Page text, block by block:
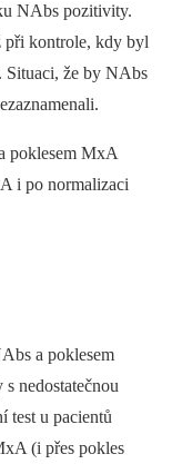
NAbs pozitivity.
při kontrole, kdy byl
Situaci, že by NAbs
poklesem MxA
i po normalizaci
a poklesem
nedostatečnou
test u pacientů
(i přes pokles